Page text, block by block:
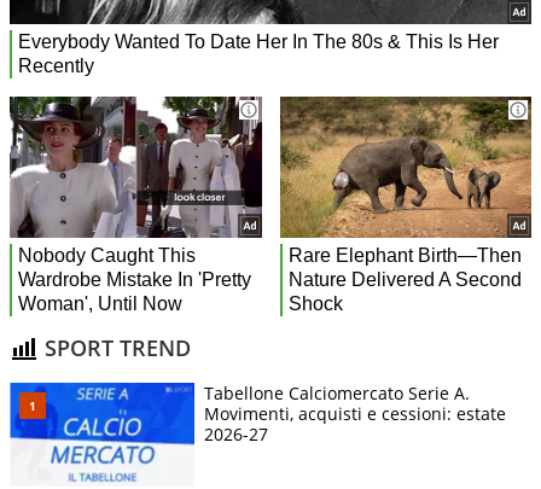
SPORT TREND
Tabellone Calciomercato Serie A.
Movimenti, acquisti e cessioni: estate
2026-27